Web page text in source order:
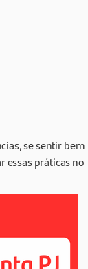
se sentir bem
essas práticas no